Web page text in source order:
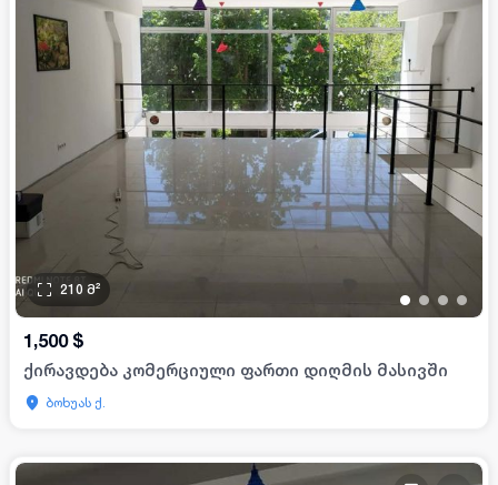
• • • •
210 მ²
1,500 $
ქირავდება კომერციული ფართი დიღმის მასივში
ბოხუას ქ.